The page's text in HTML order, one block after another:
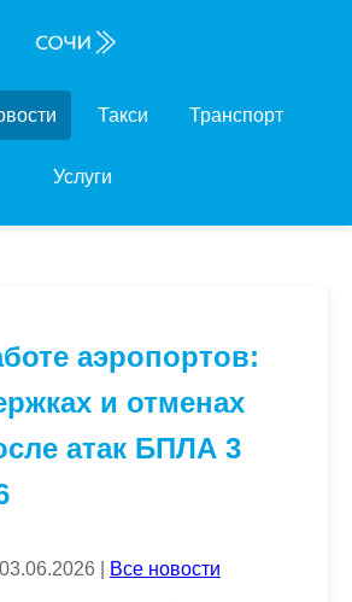
Такси Транспорт
Услуги
аэропортов:
и отменах
атак БПЛА 3
| Все новости